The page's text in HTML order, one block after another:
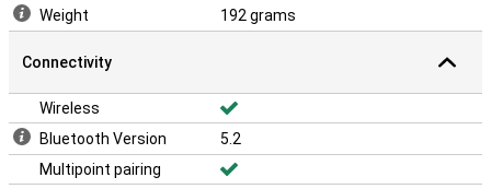
Weight
192 grams
Connectivity
Wireless
Bluetooth Version
5.2
Multipoint pairing